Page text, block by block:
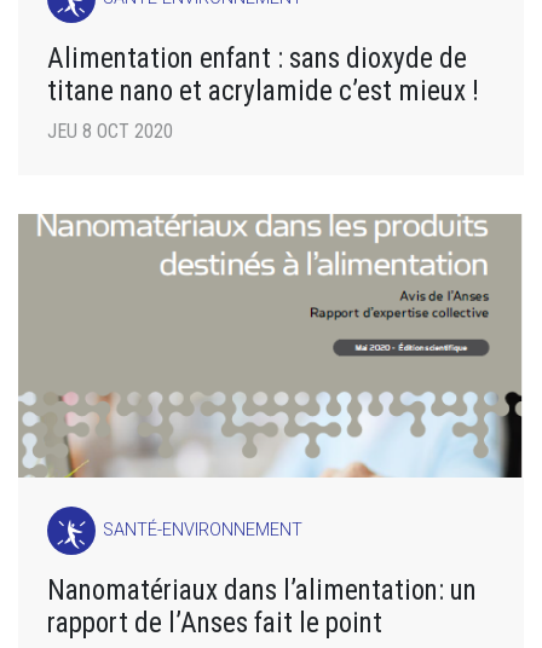
Alimentation enfant : sans dioxyde de
titane nano et acrylamide c’est mieux !
JEU 8 OCT 2020
SANTÉ-ENVIRONNEMENT
Nanomatériaux dans l’alimentation: un
rapport de l’Anses fait le point